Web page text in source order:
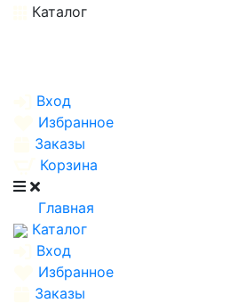
Каталог
Вход
Избранное
Заказы
Корзина
Главная
Каталог
Вход
Избранное
Заказы